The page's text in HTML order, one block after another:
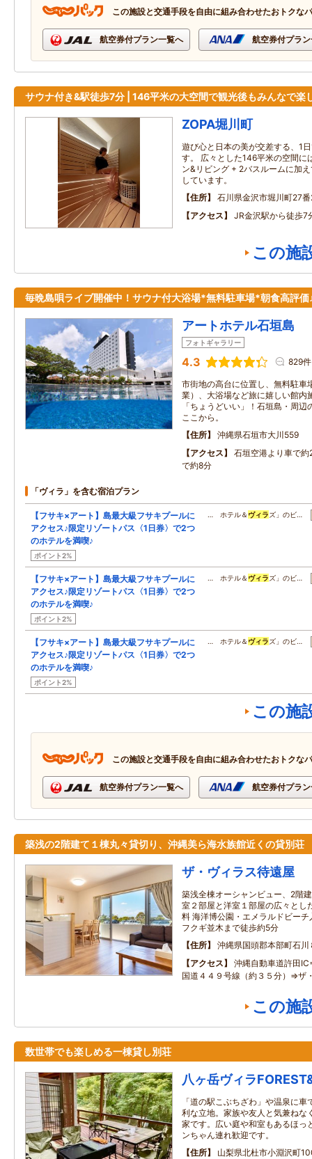
この施設と交通手段を自由に組み合わせたおトクな
航空券付プラン一覧へ 航空券付プラ
サウナ付き&駅徒歩7分 | 146平米の大空間で観光後もみんなで楽
ZOPA堀川町
遊び心と日本の美が交差する、1
す。 広々とした146平米の空間に
ン&リビング + 2バスルームに加
しています。
住所
石川県金沢市堀川町27
アクセス
JR金沢駅から徒歩7
この施
毎晩島唄ライブ開催中！サウナ付大浴場*無料駐車場*朝食高評価
アートホテル石垣島
フォトギャラリー
4.3 829件
市街地の高台に位置し、無料駐車
業）、大浴場など旅に嬉しい館内
「ちょうどいい」！石垣島・周
ここから。
住所
沖縄県石垣市大川559
アクセス
石垣空港より車で
で約8分
「ヴィラ」を含む宿泊プラン
【フサキ×アート】島最大級フサキプールに
アクセス♪限定リゾートパス〈1日券〉で2つ
のホテルを満喫♪
ポイント2%
… ホテル＆ ヴィラズ」のビ…
【フサキ×アート】島最大級フサキプールに
アクセス♪限定リゾートパス〈1日券〉で2つ
のホテルを満喫♪
ポイント2%
… ホテル＆ ヴィラズ」のビ…
【フサキ×アート】島最大級フサキプールに
アクセス♪限定リゾートパス〈1日券〉で2つ
のホテルを満喫♪
ポイント2%
… ホテル＆ ヴィラズ」のビ…
この施
この施設と交通手段を自由に組み合わせたおトクな
航空券付プラン一覧へ 航空券付プラ
築浅の2階建て１棟丸々貸切り、沖縄美ら海水族館近くの貸別荘
ザ・ヴィラス待遠屋
築浅全棟オーシャンビュー、2階
室２部屋と洋室１部屋の広々とし
料 海洋博公園・エメラルドビー
フクギ並木まで徒歩約5分
住所
沖縄県国頭郡本部町石川
アクセス
沖縄自動車道許田
国道４４９号線（約３５分）⇒ザ
この施
数世帯でも楽しめる一棟貸し別荘
八ヶ岳ヴィラ
「道の駅こぶちざわ」や温泉に
利な立地。家族や友人と気兼ねな
家です。広い庭や和室もあるほっ
ンちゃん連れ歓迎です。
住所
山梨県北杜市小淵沢町